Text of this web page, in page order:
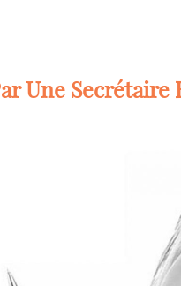
Une Secrétaire